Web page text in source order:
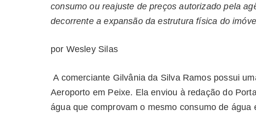
consumo ou reajuste de preços autorizado pela
decorrente a expansão da estrutura física do
por Wesley Silas
A comerciante Gilvânia da Silva Ramos possui
Aeroporto em Peixe. Ela enviou à redação do
água que comprovam o mesmo consumo de